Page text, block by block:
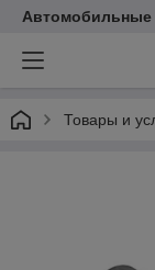
Автомобильные
Товары и